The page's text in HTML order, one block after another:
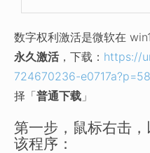
数字权利激活是微软在
永久激活 ，下载： https://
724670236-
择「普通下载 」
第一步，鼠标右击
该程序：